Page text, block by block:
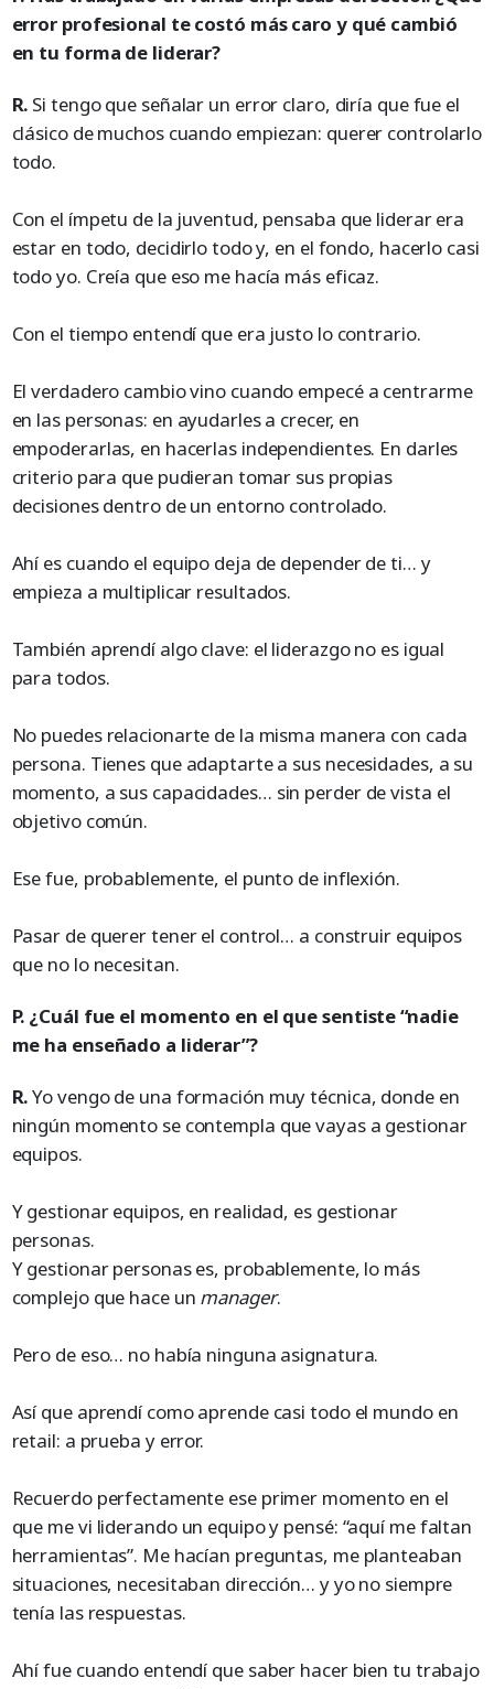
error profesional te costó más caro y qué cambió
en tu forma de liderar?
R. Si tengo que señalar un error claro, diría que fue el
clásico de muchos cuando empiezan: querer controlarlo
todo.
Con el ímpetu de la juventud, pensaba que liderar era
estar en todo, decidirlo todo y, en el fondo, hacerlo casi
todo yo. Creía que eso me hacía más eficaz.
Con el tiempo entendí que era justo lo contrario.
El verdadero cambio vino cuando empecé a centrarme
en las personas: en ayudarles a crecer, en
empoderarlas, en hacerlas independientes. En darles
criterio para que pudieran tomar sus propias
decisiones dentro de un entorno controlado.
Ahí es cuando el equipo deja de depender de ti… y
empieza a multiplicar resultados.
También aprendí algo clave: el liderazgo no es igual
para todos.
No puedes relacionarte de la misma manera con cada
persona. Tienes que adaptarte a sus necesidades, a su
momento, a sus capacidades… sin perder de vista el
objetivo común.
Ese fue, probablemente, el punto de inflexión.
Pasar de querer tener el control… a construir equipos
que no lo necesitan.
P. ¿Cuál fue el momento en el que sentiste “nadie
me ha enseñado a liderar”?
R.Yo vengo de una formación muy técnica, donde en
ningún momento se contempla que vayas a gestionar
equipos.
Y gestionar equipos, en realidad, es gestionar
personas.
Y gestionar personas es, probablemente, lo más
complejo que hace un manager.
Pero de eso… no había ninguna asignatura.
Así que aprendí como aprende casi todo el mundo en
retail: a prueba y error.
Recuerdo perfectamente ese primer momento en el
que me vi liderando un equipo y pensé: “aquí me faltan
herramientas”. Me hacían preguntas, me planteaban
situaciones, necesitaban dirección… y yo no siempre
tenía las respuestas.
Ahí fue cuando entendí que saber hacer bien tu trabajo